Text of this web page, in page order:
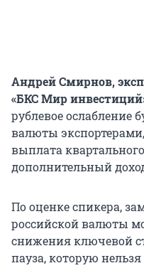
Андрей Смирнов,
«БКС Мир
рублевое
валюты
выплата
дополнительный
По оценке спикера,
российской валюты
снижения ключевой
пауза, которую